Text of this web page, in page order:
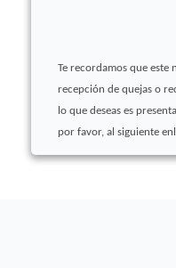
Te recordamos que este
recepción de quejas o
lo que deseas es
por favor, al siguiente